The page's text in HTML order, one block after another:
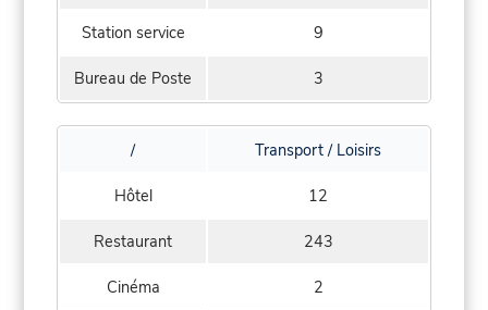
Station service 9
Bureau de Poste 3
/ Transport / Loisirs
Hôtel 12
Restaurant 243
Cinéma 2